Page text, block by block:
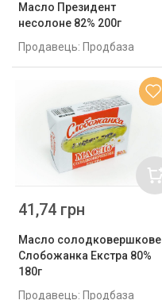
Масло Президент
несолоне 82% 200г
Продавець: Продбаза
Масло солодковершкове
Слобожанка Екстра 80%
180г
Продавець: Продбаза
41,74 грн